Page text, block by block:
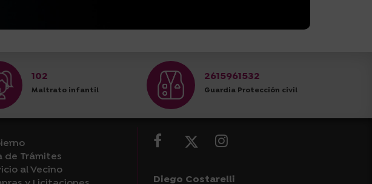
102
Maltrato infantil
2615961532
Guardia Protección civil
de Trámites
al Vecino
Diego Costarelli